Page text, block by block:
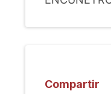
Compartir